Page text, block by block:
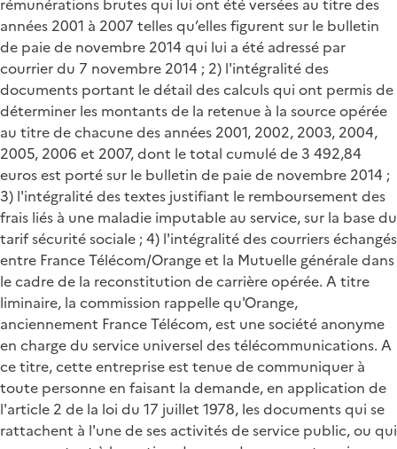
années 2001 à 2007 telles qu’elles figurent sur le bulletin
de paie de novembre 2014 qui lui a été adressé par
courrier du 7 novembre 2014 ; 2) l'intégralité des
documents portant le détail des calculs qui ont permis de
déterminer les montants de la retenue à la source opérée
au titre de chacune des années 2001, 2002, 2003, 2004,
2005, 2006 et 2007, dont le total cumulé de 3 492,84
euros est porté sur le bulletin de paie de novembre 2014 ;
3) l'intégralité des textes justifiant le remboursement des
frais liés à une maladie imputable au service, sur la base du
tarif sécurité sociale ; 4) l'intégralité des courriers échangés
entre France Télécom/Orange et la Mutuelle générale dans
le cadre de la reconstitution de carrière opérée. A titre
liminaire, la commission rappelle qu'Orange,
anciennement France Télécom, est une société anonyme
en charge du service universel des télécommunications. A
ce titre, cette entreprise est tenue de communiquer à
toute personne en faisant la demande, en application de
l'article 2 de la loi du 17 juillet 1978, les documents qui se
rattachent à l'une de ses activités de service public, ou qui